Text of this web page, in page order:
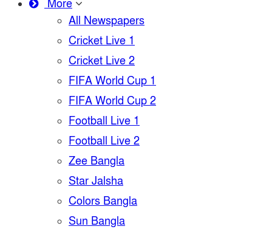
More
All Newspapers
Cricket Live 1
Cricket Live 2
FIFA World Cup 1
FIFA World Cup 2
Football Live 1
Football Live 2
Zee Bangla
Star Jalsha
Colors Bangla
Sun Bangla